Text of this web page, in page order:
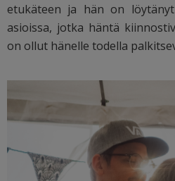
etukäteen ja hän on
asioissa, jotka häntä
on ollut hänelle todella